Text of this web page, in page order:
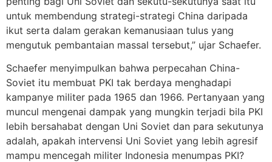
untuk membendung strategi-strategi China daripada
ikut serta dalam gerakan kemanusiaan tulus yang
mengutuk pembantaian massal tersebut,” ujar Schaefer.
Schaefer menyimpulkan bahwa perpecahan China-
Soviet itu membuat PKI tak berdaya menghadapi
kampanye militer pada 1965 dan 1966. Pertanyaan yang
muncul mengenai dampak yang mungkin terjadi bila PKI
lebih bersahabat dengan Uni Soviet dan para sekutunya
adalah, apakah intervensi Uni Soviet yang lebih agresif
mampu mencegah militer Indonesia menumpas PKI?